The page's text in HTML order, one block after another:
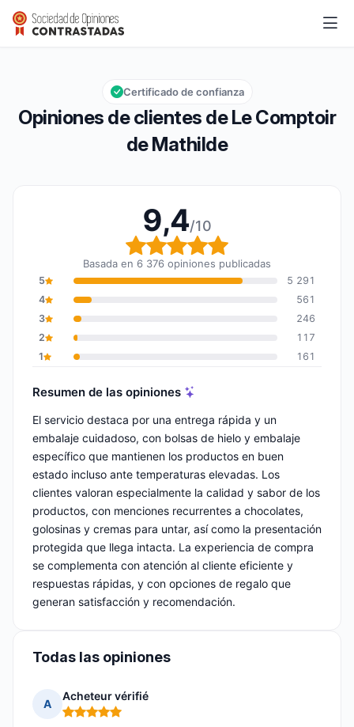
Le Comptoir de Mathilde
Calificación global: 9,4 de 10
9,4/10
Opiniones de clientes de Le Comptoir
de Mathilde
Certificado de confianza
9,4/10
Calificación global: 9,4
Basada en 6 376 opiniones publicadas
5
5 291
4
561
3
246
2
117
1
161
Resumen de las opiniones
El servicio destaca por una entrega rápida y un
embalaje cuidadoso, con bolsas de hielo y embalaje
específico que mantienen los productos en buen
estado incluso ante temperaturas elevadas. Los
clientes valoran especialmente la calidad y sabor de los
productos, con menciones recurrentes a chocolates,
golosinas y cremas para untar, así como la presentación
protegida que llega intacta. La experiencia de compra
se complementa con atención al cliente eficiente y
respuestas rápidas, y con opciones de regalo que
generan satisfacción y recomendación.
Todas las opiniones
A
Acheteur vérifié
Nota: 5 de 5